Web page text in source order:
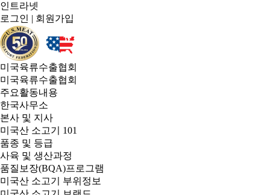
인트라넷
로그인 | 회원가입
미국육류수출협회
미국육류수출협회
주요활동내용
한국사무소
본사 및 지사
미국산 소고기 101
품종 및 등급
사육 및 생산과정
품질보장(BQA)프로그램
미국산 소고기 부위정보